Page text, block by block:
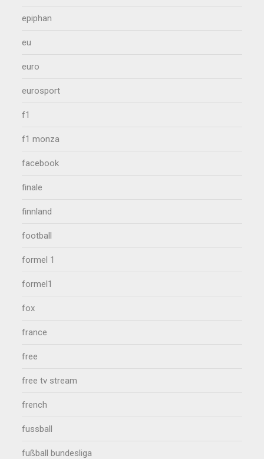
epiphan
eu
euro
eurosport
f1
f1 monza
facebook
finale
finnland
football
formel 1
formel1
fox
france
free
free tv stream
french
fussball
fußball bundesliga